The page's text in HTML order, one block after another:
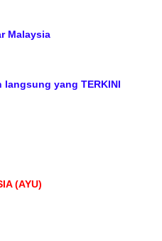
Malaysia
langsung yang TERKINI
(AYU)